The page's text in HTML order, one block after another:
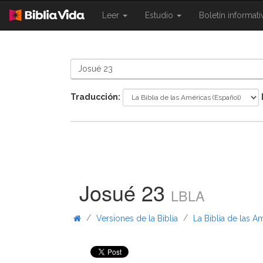
Leer
{{
Estudio
{{
Boletín
Traducción:
Josué 23 LBLA
/ Versiones de la Biblia / La Biblia de las